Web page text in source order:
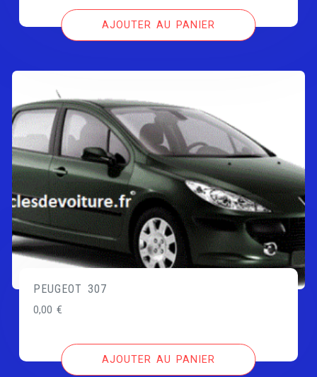
AJOUTER AU PANIER
PEUGEOT 307
0,00€
AJOUTER AU PANIER